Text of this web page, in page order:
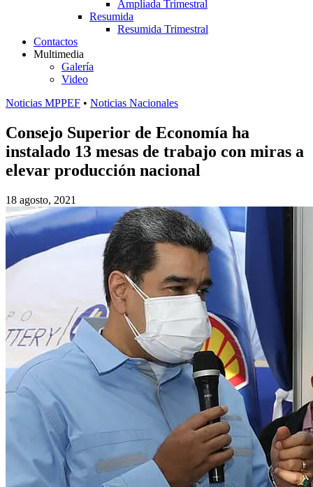
Ampliada Trimestral
Resumida
Resumida Trimestral
Contactos
Multimedia
Galería
Video
Noticias MPPEF • Noticias Nacionales
Consejo Superior de Economía ha
instalado 13 mesas de trabajo con miras a
elevar producción nacional
18 agosto, 2021